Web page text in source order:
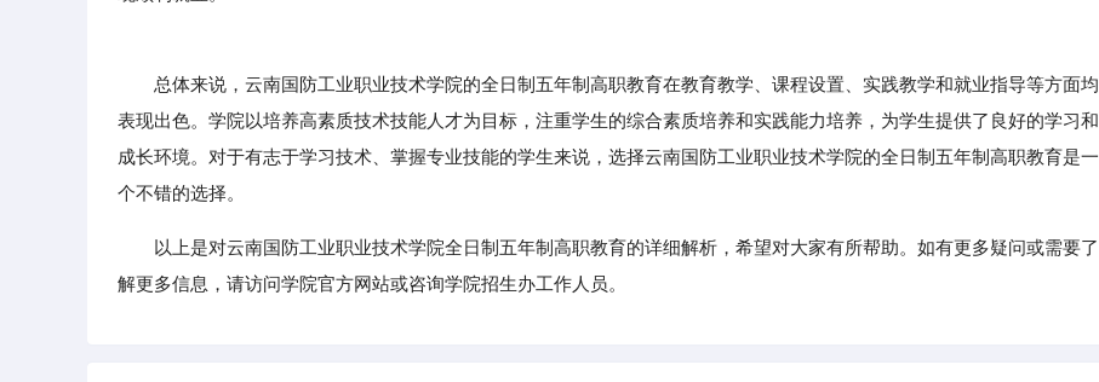
总体来说，云南国防工业职业技术学院的全日制五年制高职教育在教育教学、课程设置、实践教学和就业指导等方面均
表现出色。学院以培养高素质技术技能人才为目标，注重学生的综合素质培养和实践能力培养，为学生提供了良好的学习和
成长环境。对于有志于学习技术、掌握专业技能的学生来说，选择云南国防工业职业技术学院的全日制五年制高职教育是一
个不错的选择。
以上是对云南国防工业职业技术学院全日制五年制高职教育的详细解析，希望对大家有所帮助。如有更多疑问或需要了
解更多信息，请访问学院官方网站或咨询学院招生办工作人员。